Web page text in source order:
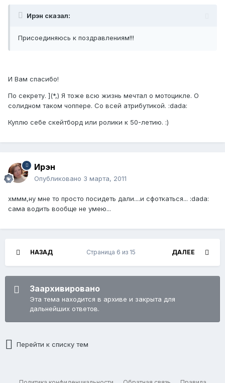
Ирэн сказал:
Присоединяюсь к поздравлениям!!!
И Вам спасибо!
По секрету. ](*,) Я тоже всю жизнь мечтал о мотоцикле. О
солидном таком чоппере. Со всей атрибутикой. :dada:
Куплю себе скейтборд или ролики к 50-летию. :)
Ирэн
Опубликовано 3 марта, 2011
хммм,ну мне то просто посидеть дали....и сфоткаться... :dada:
сама водить вообще не умею...
НАЗАД ДАЛЕЕ
Страница 6 из 15
Заархивировано
Эта тема находится в архиве и закрыта для
дальнейших ответов.
Перейти к списку тем